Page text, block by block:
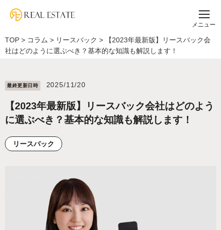
メニュー
TOP > コラム > リースバック >
【2023年最新版】リースバック会
社はどのように選ぶべき？基本的な知識も解説します！
最終更新⽇時 2025/11/20
【2023年最新版】リースバック会社はどのよう
に選ぶべき？基本的な知識も解説します！
リースバック